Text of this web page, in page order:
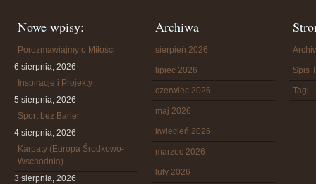
Nowe wpisy:
Porozmawiajmy o Miłości
6 sierpnia, 2026
Inspiracje i Projekty
5 sierpnia, 2026
Sport bez Barier
4 sierpnia, 2026
Karpaty (Europa Środkowo-
Wschodnia)
3 sierpnia, 2026
Archiwa
sierpień 2026
lipiec 2026
czerwiec 2026
maj 2026
kwiecień 2026
marzec 2026
luty 2026
Spis
Tagi